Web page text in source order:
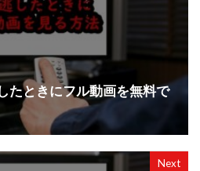
たときにフル動画を無料で
Next